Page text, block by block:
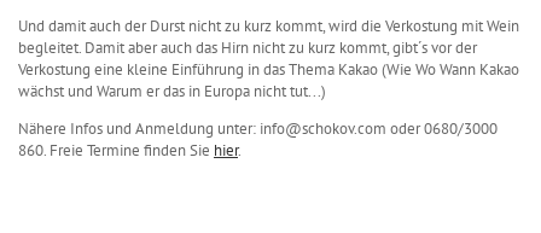
Und damit auch der Durst nicht zu kurz kommt, wird die Verkostung mit Wein
begleitet. Damit aber auch das Hirn nicht zu kurz kommt, gibt´s vor der
Verkostung eine kleine Einführung in das Thema Kakao (Wie Wo Wann Kakao
wächst und Warum er das in Europa nicht tut...)
Nähere Infos und Anmeldung unter: info@schokov.com oder 0680/3000
860. Freie Termine finden Sie hier.